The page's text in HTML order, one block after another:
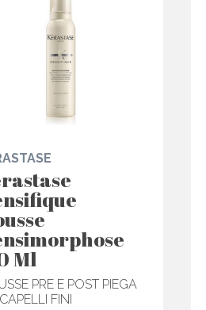
Ml
PRE E POST PIEGA
FINI